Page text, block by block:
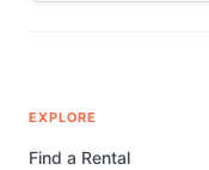
EXPLORE
Find a Rental